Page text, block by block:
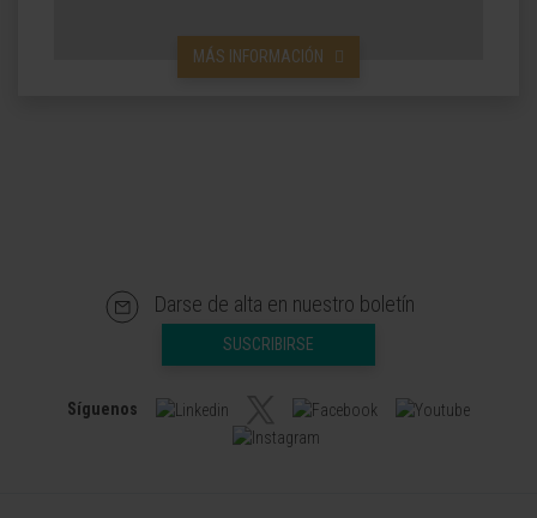
MÁS INFORMACIÓN
Darse de alta en nuestro boletín
SUSCRIBIRSE
Síguenos